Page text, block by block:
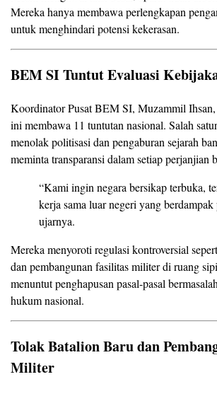
Mereka hanya membawa perlengkapan
untuk menghindari potensi kekerasan.
BEM SI Tuntut Evaluasi
Koordinator Pusat BEM SI, Muzammil Ihsan,
ini membawa 11 tuntutan nasional. Salah
menolak politisasi dan pengaburan sejarah
meminta transparansi dalam setiap perjanjian
“Kami ingin negara bersikap terbuka,
kerja sama luar negeri yang berdampak
ujarnya.
Mereka menyoroti regulasi kontroversial
dan pembangunan fasilitas militer di ruang
menuntut penghapusan pasal-pasal
hukum nasional.
Tolak Batalion Baru dan
Militer